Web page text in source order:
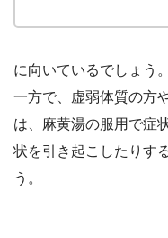
に向いているでしょう。
一方で、虚弱体質の方
は、麻黄湯の服用で症
状を引き起こしたりす
う。